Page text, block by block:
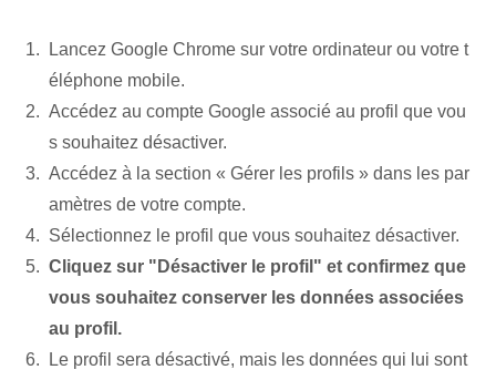
Lancez Google Chrome sur votre ordinateur ou votre t
éléphone mobile.
Accédez au compte Google associé au profil que vou
s souhaitez désactiver.
Accédez à la section « Gérer les profils » dans les par
amètres de votre compte.
Sélectionnez le profil que vous souhaitez désactiver.
Cliquez sur "Désactiver le profil" et confirmez que
vous souhaitez conserver les données associées
au profil.
Le profil sera désactivé, mais les données qui lui sont